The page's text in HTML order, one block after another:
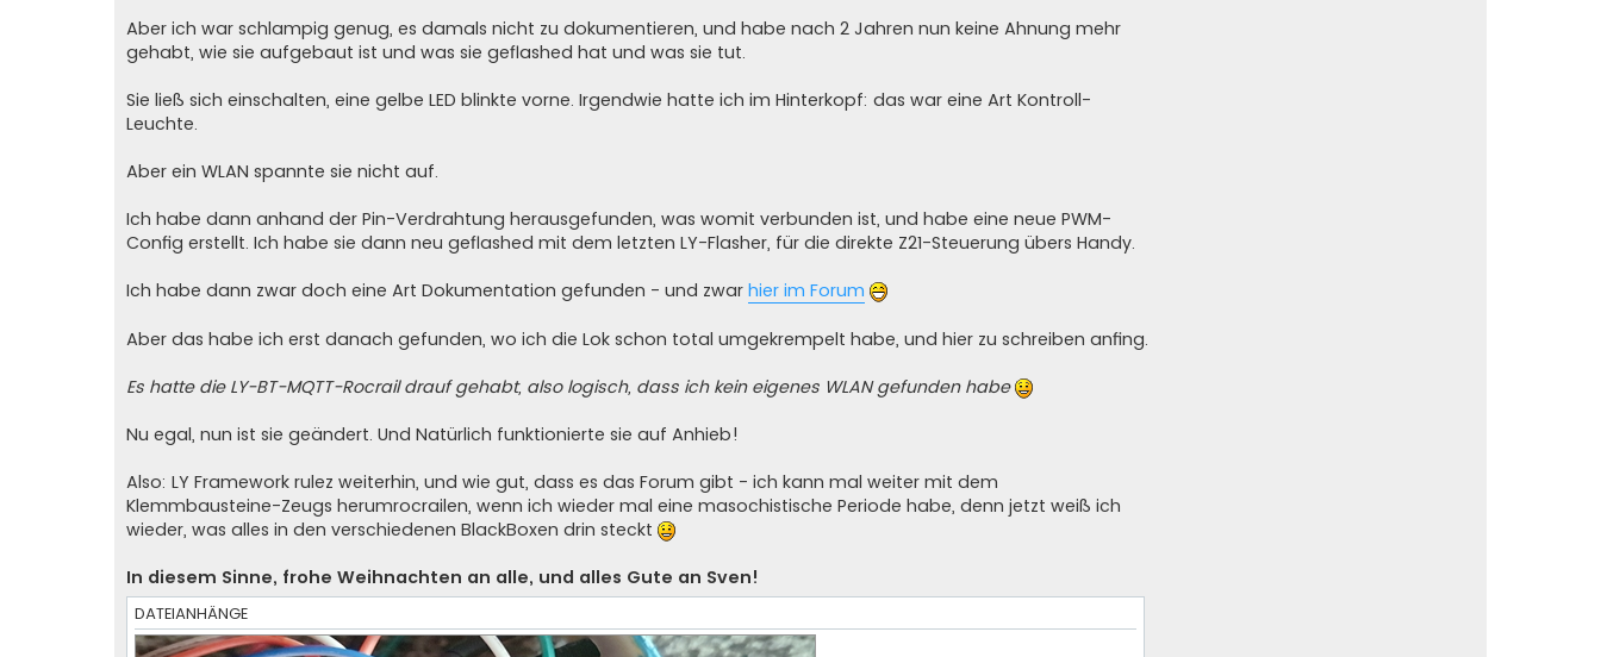
Aber ich war schlampig genug, es damals nicht zu dokumentieren, und habe nach 2 Jahren nun keine Ahnung mehr
gehabt, wie sie aufgebaut ist und was sie geflashed hat und was sie tut.
Sie ließ sich einschalten, eine gelbe LED blinkte vorne. Irgendwie hatte ich im Hinterkopf: das war eine Art Kontroll-
Leuchte.
Aber ein WLAN spannte sie nicht auf.
Ich habe dann anhand der Pin-Verdrahtung herausgefunden, was womit verbunden ist, und habe eine neue PWM-
Config erstellt. Ich habe sie dann neu geflashed mit dem letzten LY-Flasher, für die direkte Z21-Steuerung übers Handy.
Ich habe dann zwar doch eine Art Dokumentation gefunden - und zwar hier im Forum
Aber das habe ich erst danach gefunden, wo ich die Lok schon total umgekrempelt habe, und hier zu schreiben anfing.
Es hatte die LY-BT-MQTT-Rocrail drauf gehabt, also logisch, dass ich kein eigenes WLAN gefunden habe
Nu egal, nun ist sie geändert. Und Natürlich funktionierte sie auf Anhieb!
Also: LY Framework rulez weiterhin, und wie gut, dass es das Forum gibt - ich kann mal weiter mit dem
Klemmbausteine-Zeugs herumrocrailen, wenn ich wieder mal eine masochistische Periode habe, denn jetzt weiß ich
wieder, was alles in den verschiedenen BlackBoxen drin steckt
In diesem Sinne, frohe Weihnachten an alle, und alles Gute an Sven!
DATEIANHÄNGE